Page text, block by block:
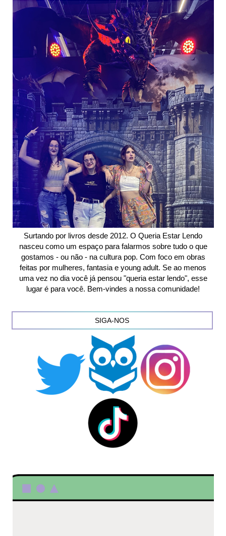
Surtando por livros desde 2012. O Queria Estar Lendo
nasceu como um espaço para falarmos sobre tudo o que
gostamos - ou não - na cultura pop. Com foco em obras
feitas por mulheres, fantasia e young adult. Se ao menos
uma vez no dia você já pensou "queria estar lendo", esse
lugar é para você. Bem-vindes a nossa comunidade!
SIGA-NOS